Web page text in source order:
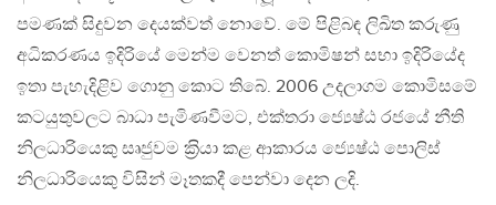
පමණක් සිදුවන දෙයක්වත් නොවේ. මේ පිළිබඳ ලිඛිත කරුණු
අධිකරණය ඉදිරියේ මෙන්ම වෙනත් කොමිෂන් සභා ඉදිරියේද
ඉතා පැහැදිළිව ගොනු කොට තිබේ. 2006 උදලාගම කොමිසමේ
කටයුතුවලට බාධා පැමිණවීමට, එක්තරා ජ්‍යෙෂ්ඨ රජයේ නීති
නිලධාරියෙකු සෘජුවම ක‍්‍රියා කළ ආකාරය ජ්‍යෙෂ්ඨ පොලිස්
නිලධාරියෙකු විසින් මෑතකදී පෙන්වා දෙන ලදි.